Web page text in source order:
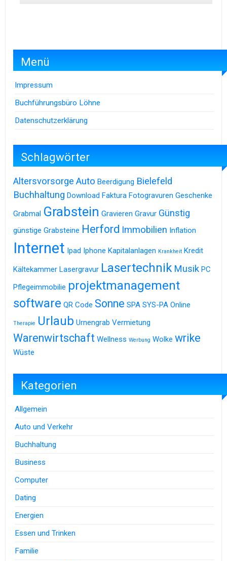
Menü
Impressum
Buchführungsbüro Löhne
Datenschutzerklärung
Schlagwörter
Altersvorsorge Auto Beerdigung Bielefeld
Buchhaltung Download Faktura Fotogravuren Geschenke
Grabmal Grabstein Gravieren Gravur Günstig
günstige Grabsteine Herford Immobilien Inflation
Internet Ipad Iphone Kapitalanlagen Krankheit Kredit
Kältekammer Lasergravur Lasertechnik Musik PC
Pflegeimmobilie projektmanagement
software QR Code Sonne SPA SYS-PA Online
Therapie Urlaub Urnengrab Vermietung
Warenwirtschaft Wellness Werbung Wolke wrike
Wüste
Kategorien
Allgemein
Auto und Verkehr
Buchhaltung
Business
Computer
Dating
Energien
Essen und Trinken
Familie